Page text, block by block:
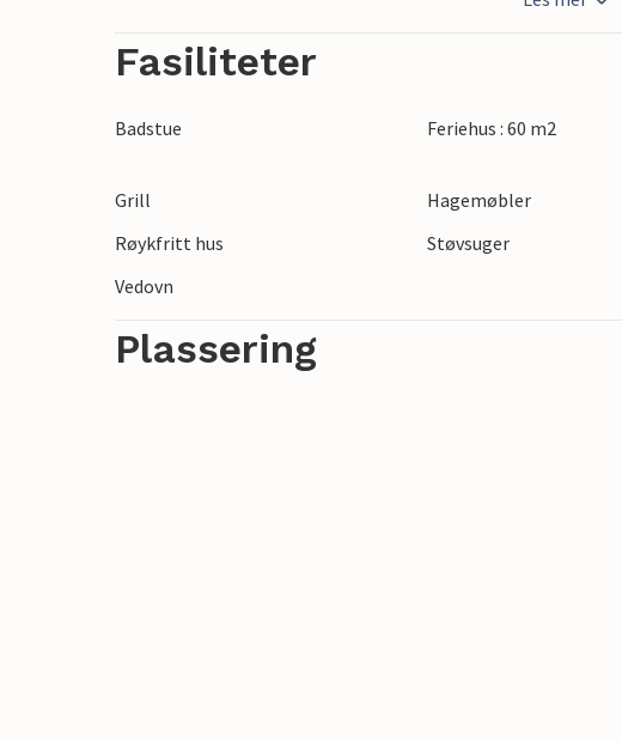
årstidene kan du varme deg ved peisen eller, hvis
Gled deg til en ferie i dette naturskjønne
Lammefjorden og Isefjorden.
Fasiliteter
Badstue Feriehus : 60 m2
Grill
Hagemøbler
Røykfritt hus
Støvsuger
Vedovn
Plassering